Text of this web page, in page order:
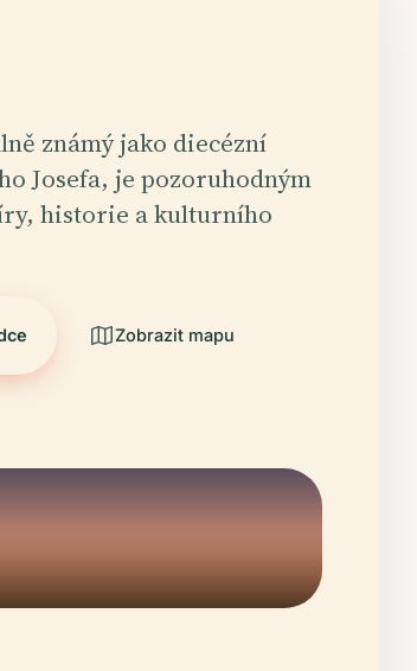
známý jako diecézní
Josefa, je pozoruhodným
historie a kulturního
Zobrazit mapu